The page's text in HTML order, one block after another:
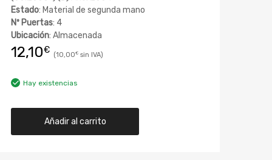
Estado: Material de segunda mano
Nº Puertas: 4
Ubicación: Almacenada
12,10€ 10,00€
Hay existencias
Añadir al carrito